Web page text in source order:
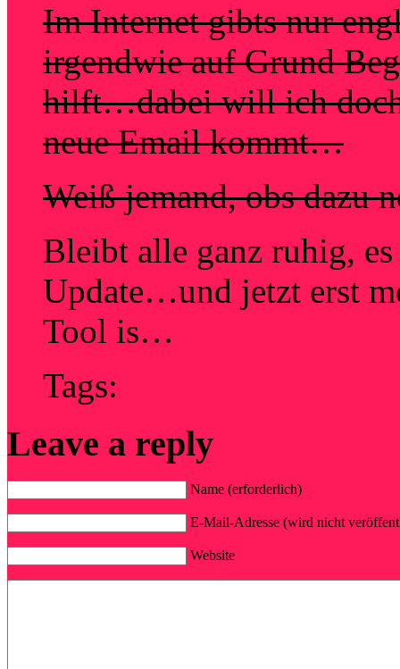
Im Internet gibts nur
irgendwie auf Grund
hilft…dabei will ich
neue Email kommt…
Weiß jemand, obs dazu
Bleibt alle ganz ruhig,
Update…und jetzt erst
Tool is…
Tags:
Leave a reply
Name (erforderlich)
E-Mail-Adresse (wird nicht
Website